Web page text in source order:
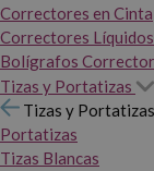
Correctores en Cinta
Correctores Líquidos
Bolígrafos
Tizas y Portatizas
Tizas y Portatizas
Portatizas
Tizas Blancas